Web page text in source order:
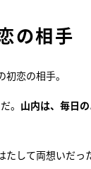
の相手
恋の相手。
。 山内は、毎日
たして両想いだっ